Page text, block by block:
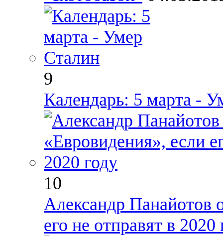
9
Календарь: 5 марта -
10
Александр Панайотов
его не отправят в 2020